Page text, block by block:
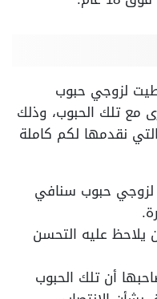
لزوجي حبوب
مع تلك الحبوب، وذلك
نقدمها لكم كاملة
لزوجي حبوب سنافي
يلاحظ عليه التحسن
أن تلك الحبوب